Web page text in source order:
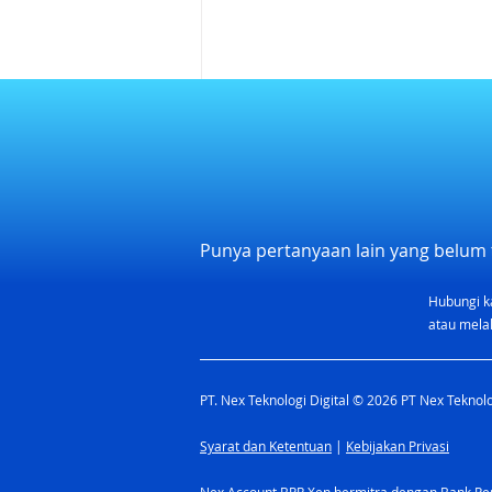
Kalendar Libur Nasional dan
Rekomendasi Cuti 2026
Punya pertanyaan lain yang belum
Hubungi
atau
PT. Nex Teknologi Digital © 2026 PT Nex
Syarat dan Ketentuan | Kebijakan Privasi